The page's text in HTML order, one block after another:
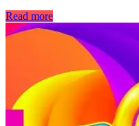
Read more